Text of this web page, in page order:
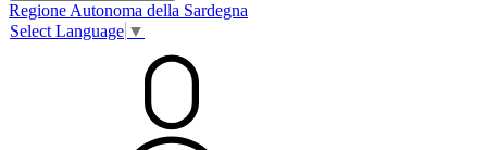
Regione Autonoma della Sardegna
Select Language ▼